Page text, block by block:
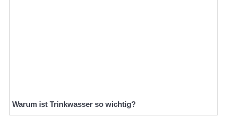
Warum ist Trinkwasser so wichtig?